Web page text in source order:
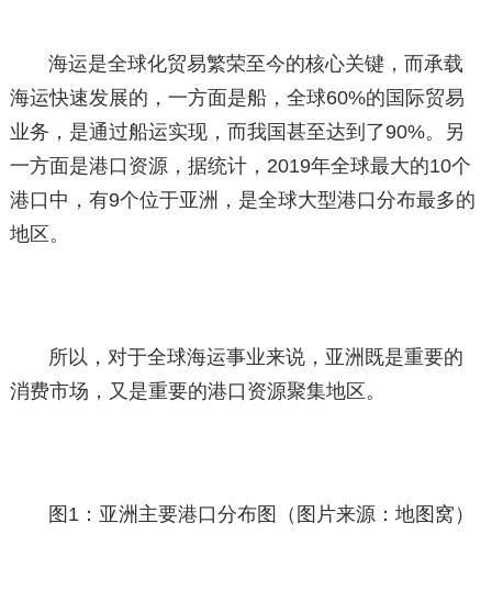
海运是全球化贸易繁荣至今的核心关键，而承载
海运快速发展的，一方面是船，全球60%的国际贸易
业务，是通过船运实现，而我国甚至达到了90%。另
一方面是港口资源，据统计，2019年全球最大的10个
港口中，有9个位于亚洲，是全球大型港口分布最多的
地区。
所以，对于全球海运事业来说，亚洲既是重要的
消费市场，又是重要的港口资源聚集地区。
图1：亚洲主要港口分布图（图片来源：地图窝）